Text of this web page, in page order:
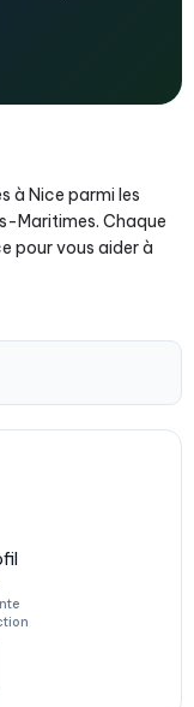
à Nice parmi les
Maritimes. Chaque
pour vous aider à